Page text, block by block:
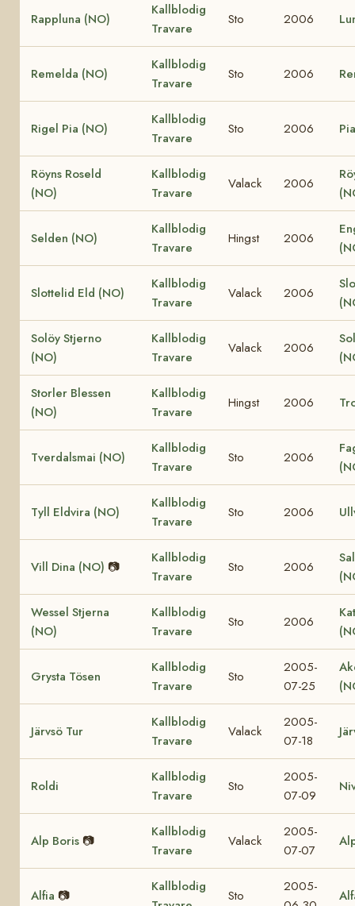
Rappluna (NO)
Kallblodig
Travare
Sto 2006
Remelda (NO)
Kallblodig
Travare
Sto 2006
Rigel Pia (NO)
Kallblodig
Travare
Sto 2006
Röyns Roseld
(NO)
Kallblodig
Travare
Valack 2006
Selden (NO)
Kallblodig
Travare
Hingst 2006
Slottelid Eld (NO)
Kallblodig
Travare
Valack 2006
Solöy Stjerno
(NO)
Kallblodig
Travare
Valack 2006
Storler Blessen
(NO)
Kallblodig
Travare
Hingst 2006
Tverdalsmai (NO)
Kallblodig
Travare
Sto 2006
Tyll Eldvira (NO)
Kallblodig
Travare
Sto 2006
Vill Dina (NO) 📷
Kallblodig
Travare
Sto 2006
Wessel Stjerna
(NO)
Kallblodig
Travare
Sto 2006
Grysta Tösen
Kallblodig
Travare
Sto
2005-
07-25
Järvsö Tur
Kallblodig
Travare
Valack
2005-
07-18
Roldi
Kallblodig
Travare
Sto
2005-
07-09
Alp Boris 📷
Kallblodig
Travare
Valack
2005-
07-07
Alfia 📷
Kallblodig
Sto
2005-